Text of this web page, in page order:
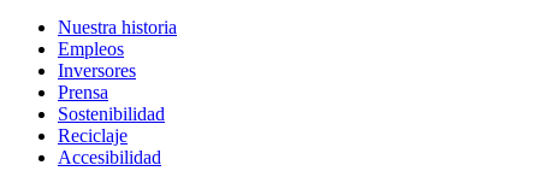
Nuestra historia
Empleos
Inversores
Prensa
Sostenibilidad
Reciclaje
Accesibilidad